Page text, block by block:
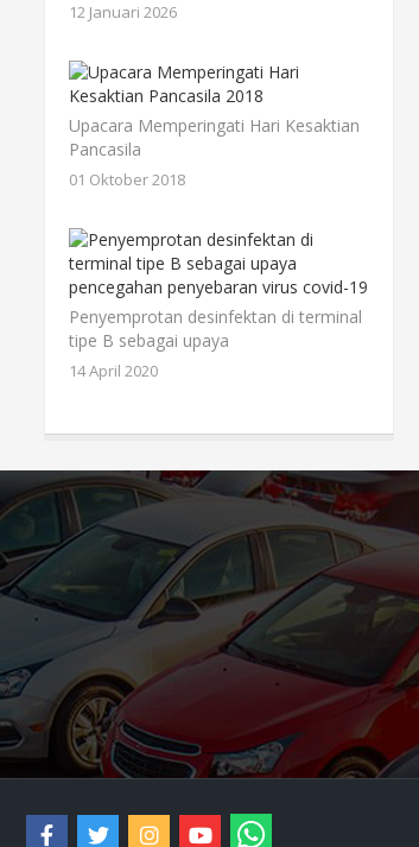
12 Januari 2026
Upacara Memperingati Hari Kesaktian
Pancasila
01 Oktober 2018
Penyemprotan desinfektan di terminal
tipe B sebagai upaya
14 April 2020